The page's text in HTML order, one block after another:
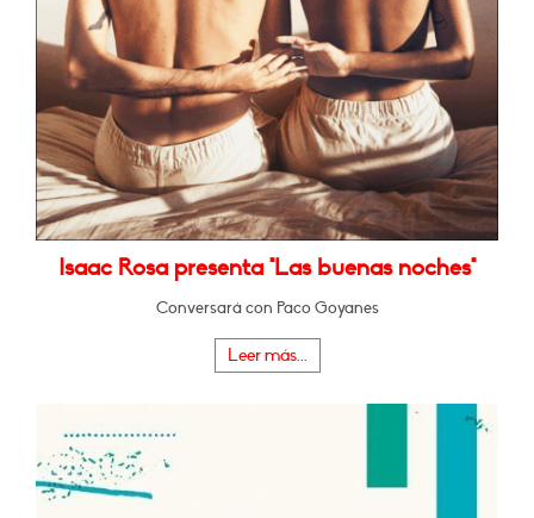
Isaac Rosa presenta "Las buenas noches"
Conversará con Paco Goyanes
Leer más...